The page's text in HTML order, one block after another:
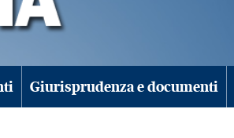
Giurisprudenza e documenti